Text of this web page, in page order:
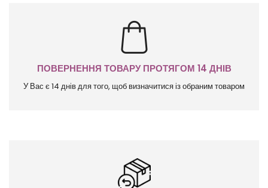
ПОВЕРНЕННЯ ТОВАРУ ПРОТЯГОМ 14 ДНІВ
У Вас є 14 днів для того, щоб визначитися із обраним товаром